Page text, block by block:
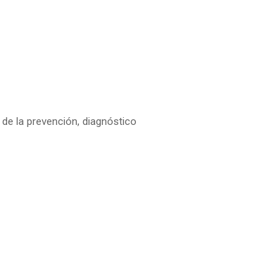
la prevención, diagnóstico